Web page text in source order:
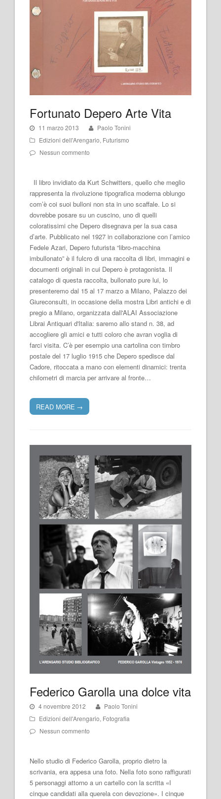
Fortunato Depero Arte Vita
11 marzo 2013
Paolo Tonini
Edizioni dell'Arengario, Futurismo
Nessun commento
Il libro invidiato da Kurt Schwitters, quello che meglio
rappresenta la rivoluzione tipografica moderna oblungo
com’è coi suoi bulloni non sta in uno scaffale. Lo si
dovrebbe posare su un cuscino, uno di quelli
coloratissimi che Depero disegnava per la sua casa
d’arte. Pubblicato nel 1927 in collaborazione con l’amico
Fedele Azari, Depero futurista “libro-macchina
imbullonato” è il fulcro di una raccolta di libri, immagini e
documenti originali in cui Depero è protagonista. Il
catalogo di questa raccolta, bullonato pure lui, lo
presenteremo dal 15 al 17 marzo a Milano, Palazzo dei
Giureconsulti, in occasione della mostra Libri antichi e di
pregio a Milano, organizzata dall'ALAI Associazione
Librai Antiquari d'Italia: saremo allo stand n. 38, ad
accogliere gli amici e tutti coloro che avran voglia di
farci visita. C’è per esempio una cartolina con timbro
postale del 17 luglio 1915 che Depero spedisce dal
Cadore, ritoccata a mano con elementi dinamici: trenta
chilometri di marcia per arrivare al fronte…
READ MORE →
Federico Garolla una dolce vita
4 novembre 2012
Paolo Tonini
Edizioni dell'Arengario, Fotografia
Nessun commento
Nello studio di Federico Garolla, proprio dietro la
scrivania, era appesa una foto. Nella foto sono raffigurati
5 personaggi attorno a un cartello con la scritta «I
cinque candidati alla querela con devozione». I cinque